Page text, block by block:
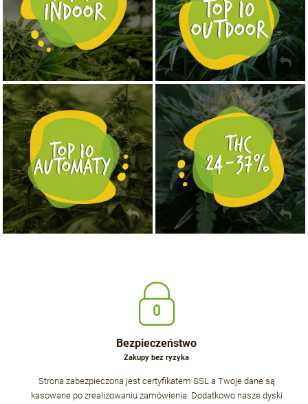
NASIONA MARIHUANY TOP 10 AUTOFLOWERING
KUP TERAZ MOCNE ODMIANY MARIHUANY THC OD 24 - 37%
KUP TERAZ
Bezpieczeństwo
Zakupy bez ryzyka
Strona zabezpieczona jest certyfikatem SSL a Twoje dane są
kasowane po zrealizowaniu zamówienia. Dodatkowo nasze dyski